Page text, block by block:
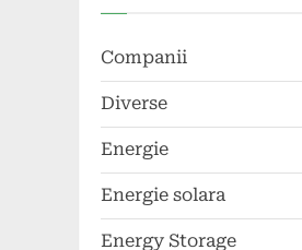
Companii
Diverse
Energie
Energie solara
Energy Storage